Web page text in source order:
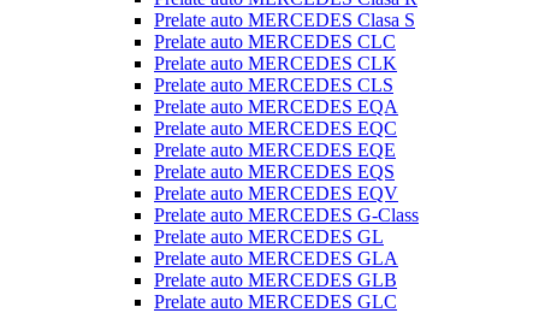
Prelate auto MERCEDES Clasa S
Prelate auto MERCEDES CLC
Prelate auto MERCEDES CLK
Prelate auto MERCEDES CLS
Prelate auto MERCEDES EQA
Prelate auto MERCEDES EQC
Prelate auto MERCEDES EQE
Prelate auto MERCEDES EQS
Prelate auto MERCEDES EQV
Prelate auto MERCEDES G-Class
Prelate auto MERCEDES GL
Prelate auto MERCEDES GLA
Prelate auto MERCEDES GLB
Prelate auto MERCEDES GLC